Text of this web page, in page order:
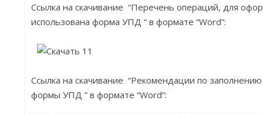
Ссылка на скачивание “Перечень операций, для
использована форма УПД “ в формате “Word”:
Ссылка на скачивание “Рекомендации по
формы УПД ” в формате “Word”: